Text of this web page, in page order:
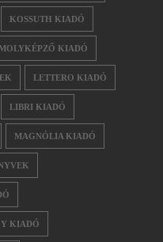
KOSSUTH KIADÓ
KIADÓ
LETTERO KIADÓ
LIBRI KIADÓ
MAGNÓLIA KIADÓ
KIADÓ